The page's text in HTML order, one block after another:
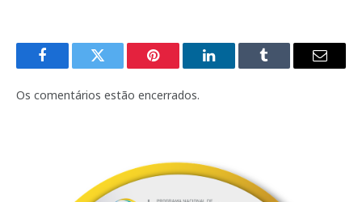
FacebookTwitter Pinterest LinkedInTumblr
E-
Os comentários estão encerrados.